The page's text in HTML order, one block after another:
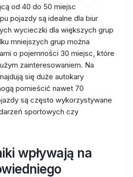
od 40 do 50 miejsc
pojazdy są idealne dla biur
wycieczki dla większych grup
mniejszych grup można
o pojemności 30 miejsc, które
zainteresowaniem. Na
się duże autokary
pomieścić nawet 70
są często wykorzystywane
sportowych czy
wpływają na